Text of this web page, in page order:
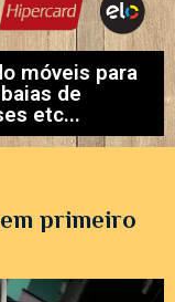
móveis para
de
etc...
primeiro